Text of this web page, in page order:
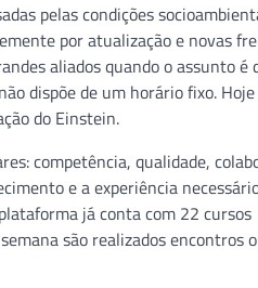
pelas condições
por atualização e novas
aliados quando o assunto
dispõe de um horário fixo.
do Einstein.
competência, qualidade,
e a experiência
já conta com 22
são realizados